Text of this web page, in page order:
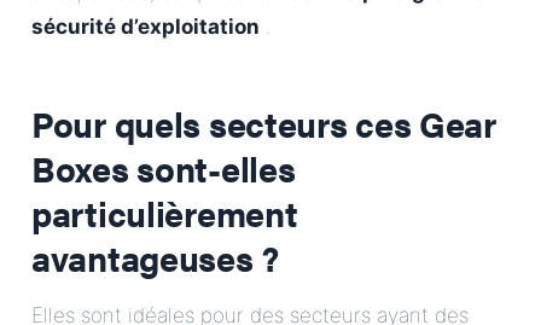
sécurité d’exploitation .
Pour quels secteurs ces Gear
Boxes sont-elles
particulièrement
avantageuses ?
Elles sont idéales pour des secteurs ayant des